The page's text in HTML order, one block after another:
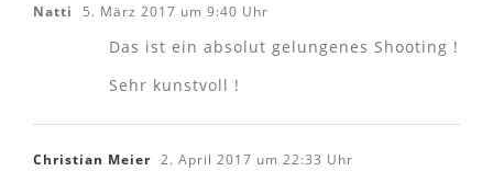
Natti 5. März 2017 um 9:40 Uhr
Das ist ein absolut gelungenes Shooting !
Sehr kunstvoll !
Christian Meier 2. April 2017 um 22:33 Uhr